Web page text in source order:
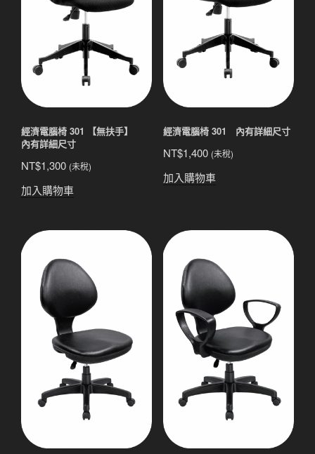
經濟電腦椅 301 【無扶手】
內有詳細尺寸
NT$1,300 (未稅)
加入購物車
經濟電腦椅 301 內有詳細尺寸
NT$1,400 (未稅)
加入購物車